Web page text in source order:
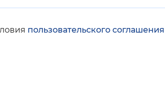
пользовательского соглашения